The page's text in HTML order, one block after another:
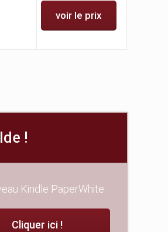
voir le prix
!
Kindle PaperWhite
Cliquer ici !